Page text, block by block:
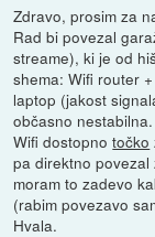
Zdravo, prosim za
Rad bi povezal
streame), ki je od
shema: Wifi router
laptop (jakost
občasno
Wifi dostopnotočko
pa direktno
moram to zadevo
(rabim povezavo
Hvala.